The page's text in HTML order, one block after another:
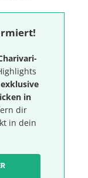
exklusive
in
dir
in dein